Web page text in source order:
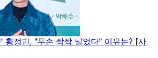
황정민, "두손 싹싹 빌었다" 이유는? [사